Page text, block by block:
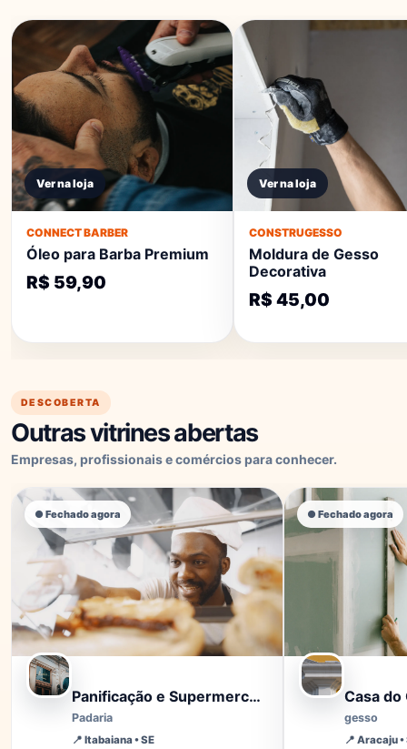
Ver na loja
CONNECT BARBER
Óleo para Barba Premium
R$ 59,90
Ver na loja
CONSTRUGESSO
Moldura de Gesso
Decorativa
R$ 45,00
DESCOBERTA
Outras vitrines abertas
Empresas, profissionais e comércios para conhecer.
● Fechado agora
Panificação e Supermercado Souza
Padaria
📍 Itabaiana• SE
● Fechado agora
Casa do
gesso
📍 Aracaju•